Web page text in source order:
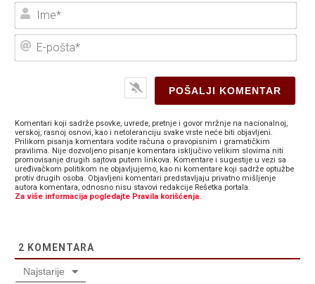
E-
Komentari koji sadrže psovke, uvrede, pretnje i govor mržnje na nacionalnoj,
verskoj, rasnoj osnovi, kao i netoleranciju svake vrste neće biti objavljeni.
Prilikom pisanja komentara vodite računa o pravopisnim i gramatičkim
pravilima. Nije dozvoljeno pisanje komentara isključivo velikim slovima niti
promovisanje drugih sajtova putem linkova. Komentare i sugestije u vezi sa
uređivačkom politikom ne objavljujemo, kao ni komentare koji sadrže optužbe
protiv drugih osoba. Objavljeni komentari predstavljaju privatno mišljenje
autora komentara, odnosno nisu stavovi redakcije Rešetka portala.
Za više informacija pogledajte Pravila korišćenja.
2 KOMENTARA
Najstarije